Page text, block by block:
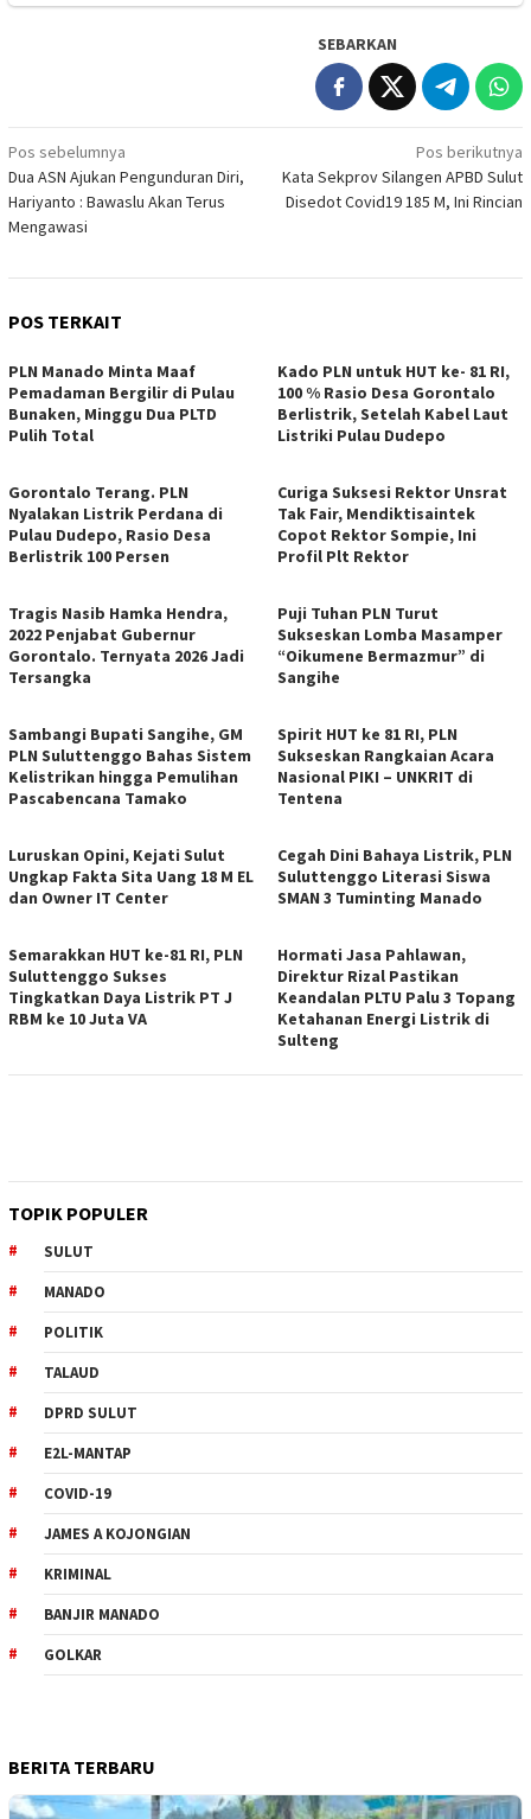
SEBARKAN
Navigasi
pos
Pos sebelumnya
Dua ASN Ajukan Pengunduran Diri,
Hariyanto : Bawaslu Akan Terus
Mengawasi
Pos berikutnya
Kata Sekprov Silangen APBD Sulut
Disedot Covid19 185 M, Ini Rincian
POS TERKAIT
PLN Manado Minta Maaf
Pemadaman Bergilir di Pulau
Bunaken, Minggu Dua PLTD
Pulih Total
Kado PLN untuk HUT ke- 81 RI,
100 % Rasio Desa Gorontalo
Berlistrik, Setelah Kabel Laut
Listriki Pulau Dudepo
Gorontalo Terang. PLN
Nyalakan Listrik Perdana di
Pulau Dudepo, Rasio Desa
Berlistrik 100 Persen
Curiga Suksesi Rektor Unsrat
Tak Fair, Mendiktisaintek
Copot Rektor Sompie, Ini
Profil Plt Rektor
Tragis Nasib Hamka Hendra,
2022 Penjabat Gubernur
Gorontalo. Ternyata 2026 Jadi
Tersangka
Puji Tuhan PLN Turut
Sukseskan Lomba Masamper
“Oikumene Bermazmur” di
Sangihe
Sambangi Bupati Sangihe, GM
PLN Suluttenggo Bahas Sistem
Kelistrikan hingga Pemulihan
Pascabencana Tamako
Spirit HUT ke 81 RI, PLN
Sukseskan Rangkaian Acara
Nasional PIKI – UNKRIT di
Tentena
Luruskan Opini, Kejati Sulut
Ungkap Fakta Sita Uang 18 M EL
dan Owner IT Center
Cegah Dini Bahaya Listrik, PLN
Suluttenggo Literasi Siswa
SMAN 3 Tuminting Manado
Semarakkan HUT ke-81 RI, PLN
Suluttenggo Sukses
Tingkatkan Daya Listrik PT J
RBM ke 10 Juta VA
Hormati Jasa Pahlawan,
Direktur Rizal Pastikan
Keandalan PLTU Palu 3 Topang
Ketahanan Energi Listrik di
Sulteng
TOPIK POPULER
SULUT
MANADO
POLITIK
TALAUD
DPRD SULUT
E2L-MANTAP
COVID-19
JAMES A KOJONGIAN
KRIMINAL
BANJIR MANADO
GOLKAR
BERITA TERBARU